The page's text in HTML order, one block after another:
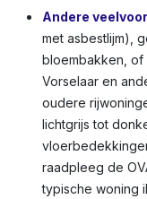
Andere
met asbestlijm),